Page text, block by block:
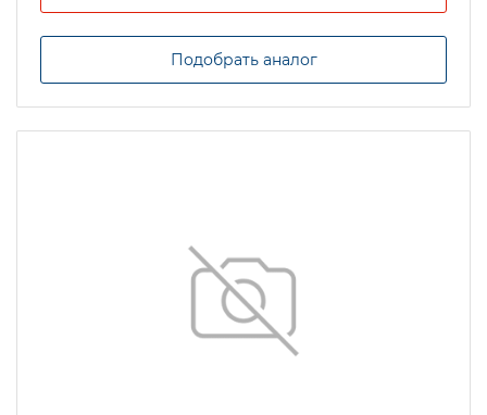
Подобрать аналог